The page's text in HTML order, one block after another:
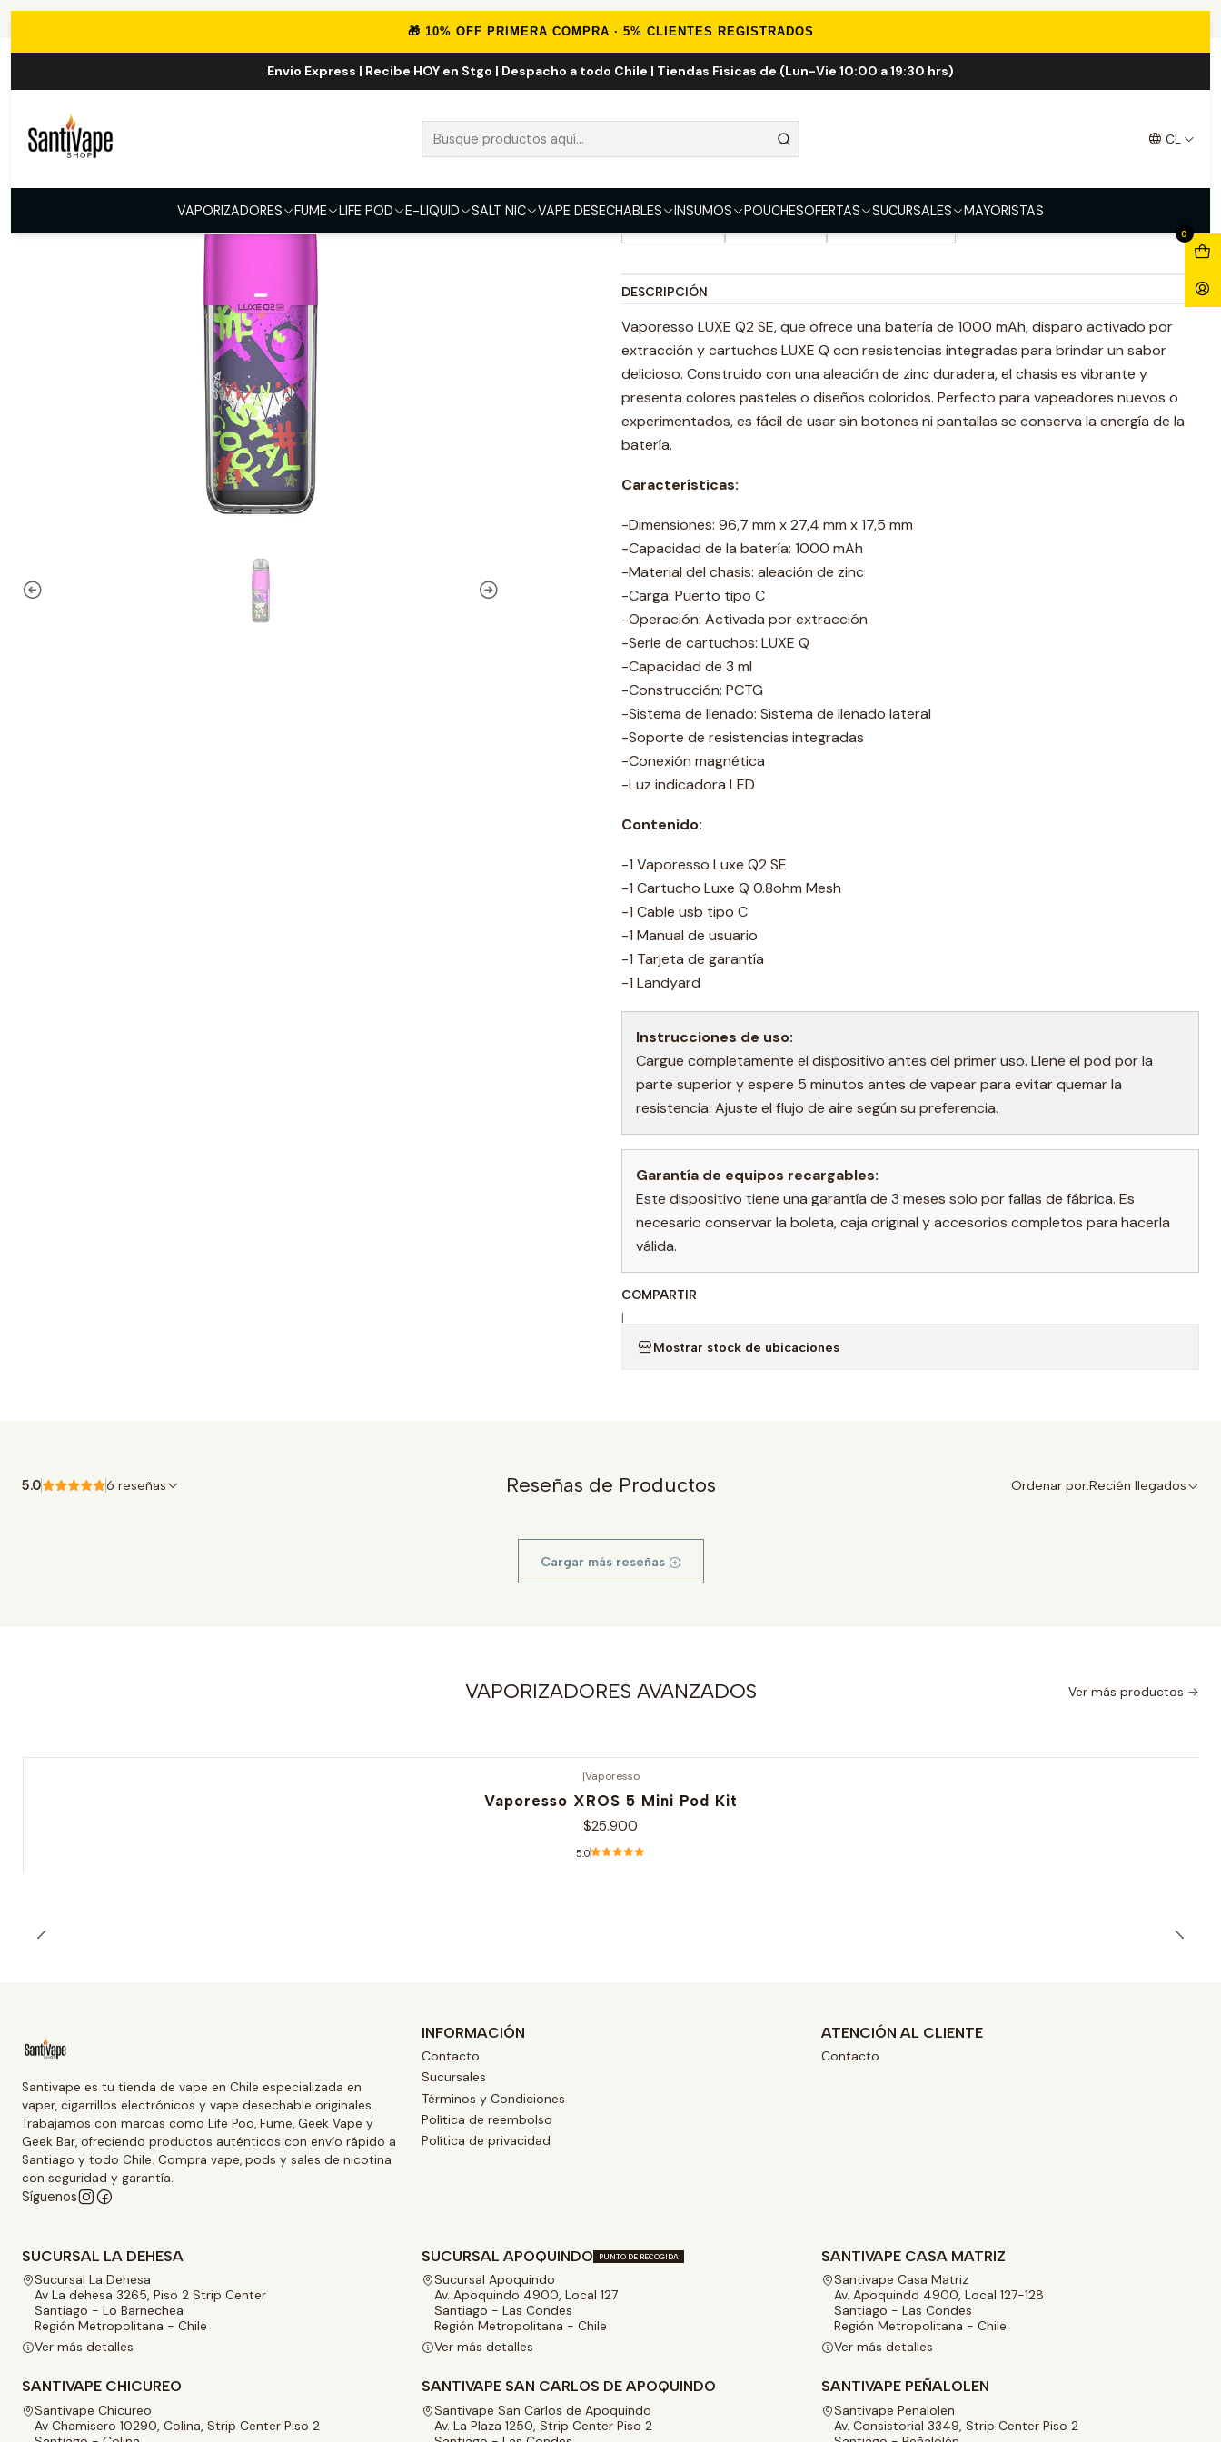
🎁 10% OFF PRIMERA COMPRA · 5% CLIENTES REGISTRADOS
Envio Express | Recibe HOY en Stgo | Despacho a todo Chile | Tiendas Fisicas de (Lun-Vie 10:00 a 19:30 hrs)
CL
VAPORIZADORES FUME LIFE POD E-LIQUID SALT NIC VAPE DESECHABLES INSUMOS POUCHESOFERTAS SUCURSALES MAYORISTAS
0
Vaporesso Luxe Q2 Se Kit
5.0 6 reseñas
Graffiti Pink Space Grey Fashion Black Pearl White Mint Green
DESCRIPCIÓN
Vaporesso LUXE Q2 SE, que ofrece una batería de 1000 mAh, disparo activado por
extracción y cartuchos LUXE Q con resistencias integradas para brindar un sabor
delicioso. Construido con una aleación de zinc duradera, el chasis es vibrante y
presenta colores pasteles o diseños coloridos. Perfecto para vapeadores nuevos o
experimentados, es fácil de usar sin botones ni pantallas se conserva la energía de la
batería.
Características:
-Dimensiones: 96,7 mm x 27,4 mm x 17,5 mm
-Capacidad de la batería: 1000 mAh
-Material del chasis: aleación de zinc
-Carga: Puerto tipo C
-Operación: Activada por extracción
-Serie de cartuchos: LUXE Q
-Capacidad de 3 ml
-Construcción: PCTG
-Sistema de llenado: Sistema de llenado lateral
-Soporte de resistencias integradas
-Conexión magnética
-Luz indicadora LED
Contenido:
-1 Vaporesso Luxe Q2 SE
-1 Cartucho Luxe Q 0.8ohm Mesh
-1 Cable usb tipo C
-1 Manual de usuario
-1 Tarjeta de garantía
-1 Landyard
Instrucciones de uso:
Cargue completamente el dispositivo antes del primer uso. Llene el pod por la
parte superior y espere 5 minutos antes de vapear para evitar quemar la
resistencia. Ajuste el flujo de aire según su preferencia.
Garantía de equipos recargables:
Este dispositivo tiene una garantía de 3 meses solo por fallas de fábrica. Es
necesario conservar la boleta, caja original y accesorios completos para hacerla
válida.
COMPARTIR
|
Mostrar stock de ubicaciones
Reseñas de Productos
5.0 6 reseñas Ordenar por:Recién llegados
Cargar más reseñas
VAPORIZADORES AVANZADOS Ver más productos
|Vaporesso
Vaporesso XROS 5 Mini Pod Kit
$25.900
5.0
Santivape es tu tienda de vape en Chile especializada en
vaper, cigarrillos electrónicos y vape desechable originales.
Trabajamos con marcas como Life Pod, Fume, Geek Vape y
Geek Bar, ofreciendo productos auténticos con envío rápido a
Santiago y todo Chile. Compra vape, pods y sales de nicotina
con seguridad y garantía.
Síguenos
INFORMACIÓN
Contacto
Sucursales
Términos y Condiciones
Política de reembolso
Política de privacidad
ATENCIÓN AL CLIENTE
Contacto
SUCURSAL LA DEHESA
Sucursal La Dehesa
Av La dehesa 3265, Piso 2 Strip Center
Santiago - Lo Barnechea
Región Metropolitana - Chile
Ver más detalles
SUCURSAL APOQUINDO PUNTO DE RECOGIDA
Sucursal Apoquindo
Av. Apoquindo 4900, Local 127
Santiago - Las Condes
Región Metropolitana - Chile
Ver más detalles
SANTIVAPE CASA MATRIZ
Santivape Casa Matriz
Av. Apoquindo 4900, Local 127-128
Santiago - Las Condes
Región Metropolitana - Chile
Ver más detalles
SANTIVAPE CHICUREO
Santivape Chicureo
Av Chamisero 10290, Colina, Strip Center Piso 2
SANTIVAPE SAN CARLOS DE APOQUINDO
Santivape San Carlos de Apoquindo
Av. La Plaza 1250, Strip Center Piso 2
SANTIVAPE PEÑALOLEN
Santivape Peñalolen
Av. Consistorial 3349, Strip Center Piso 2